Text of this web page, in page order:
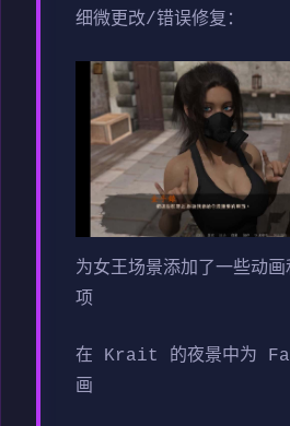
细微更改/错误修复：
为女王场景添加了一些动
项
在 Krait 的夜景中为
画